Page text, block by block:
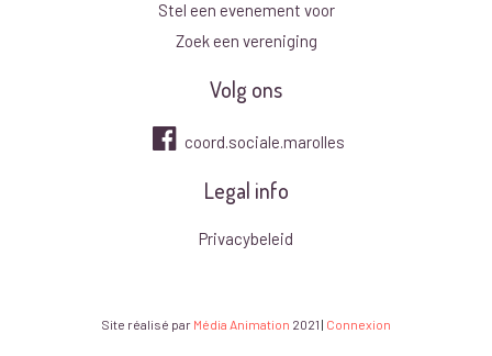
Stel een evenement voor
Zoek een vereniging
Volg ons
coord.sociale.marolles
Legal info
Privacybeleid
Site réalisé par Média Animation 2021 | Connexion